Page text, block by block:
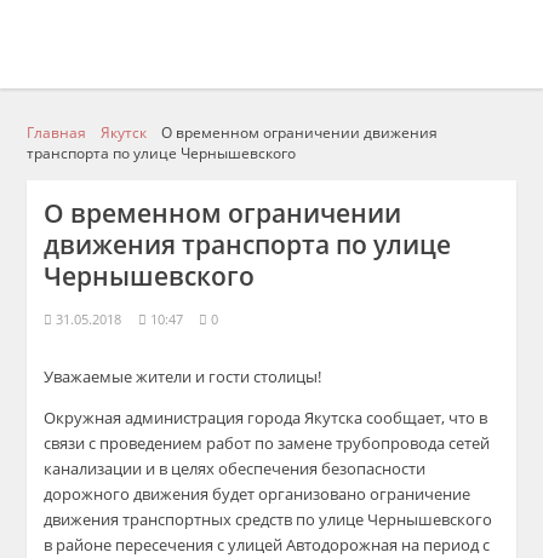
Главная Якутск
О временном ограничении движения
транспорта по улице Чернышевского
О временном ограничении
движения транспорта по улице
Чернышевского
31.05.2018 10:47 0
Уважаемые жители и гости столицы!
Окружная администрация города Якутска сообщает, что в
связи с проведением работ по замене трубопровода сетей
канализации и в целях обеспечения безопасности
дорожного движения будет организовано ограничение
движения транспортных средств по улице Чернышевского
в районе пересечения с улицей Автодорожная на период с